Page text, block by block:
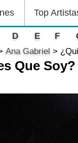
Top
D E F
Ana Gabriel
Que